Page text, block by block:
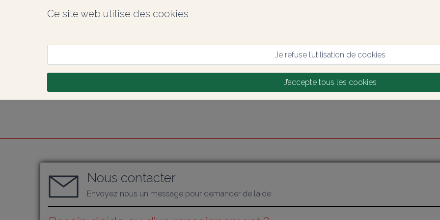
Ce site web utilise des cookies
Je refuse l’utilisation de cookies
J’accepte tous les cookies
Nous contacter
Envoyez nous un message pour demander de l’aide